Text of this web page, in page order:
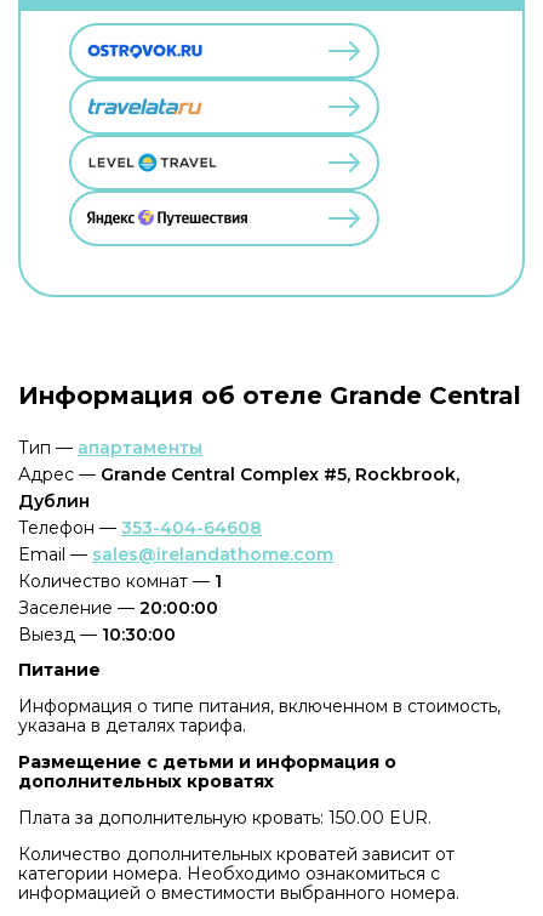
Информация об отеле Grande Central
Тип — апартаменты
Адрес — Grande Central Complex #5, Rockbrook,
Дублин
Телефон — 353-404-64608
Email — sales@irelandathome.com
Количество комнат — 1
Заселение — 20:00:00
Выезд — 10:30:00
Питание
Информация о типе питания, включенном в стоимость,
указана в деталях тарифа.
Размещение с детьми и информация о
дополнительных кроватях
Плата за дополнительную кровать: 150.00 EUR.
Количество дополнительных кроватей зависит от
категории номера. Необходимо ознакомиться с
информацией о вместимости выбранного номера.